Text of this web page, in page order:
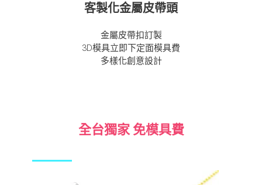
客製化金屬皮帶頭
金屬皮帶扣訂製
3D模具立即下定面模具費
多樣化創意設計
全台獨家 免模具費